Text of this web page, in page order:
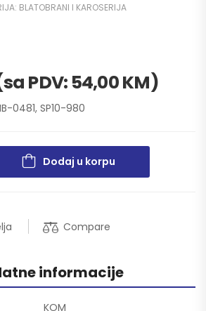
BLATOBRANI I KAROSERIJA
PDV:54,00KM)
0481, SP10-980
Dodaj u korpu
Compare
informacije
KOM